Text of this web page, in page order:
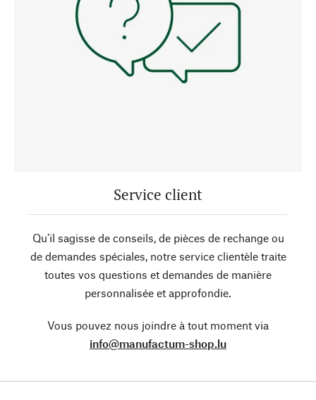
Service client
Qu’il sagisse de conseils, de pièces de rechange ou
de demandes spéciales, notre service clientèle traite
toutes vos questions et demandes de manière
personnalisée et approfondie.
Vous pouvez nous joindre à tout moment via
info@manufactum-shop.lu